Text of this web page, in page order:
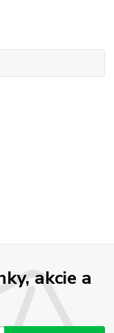
akcie a